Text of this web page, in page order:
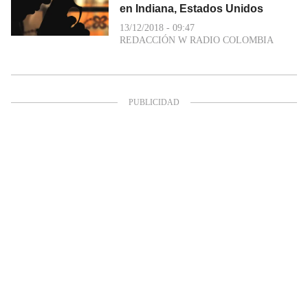
en Indiana, Estados Unidos
13/12/2018 - 09:47
REDACCIÓN W RADIO COLOMBIA